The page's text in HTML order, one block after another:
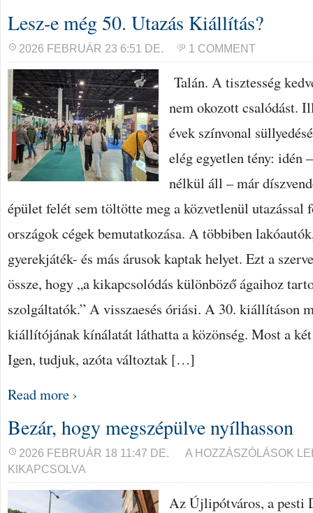
Lesz-e még 50. Utazás Kiállítás?
2026 FEBRUÁR 23 6:51 DE. 1 COMMENT
Talán. A tisztesség
nem okozott csalódást.
évek színvonal
elég egyetlen tény: idén
nélkül áll – már
épület felét sem töltötte meg a közvetlenül utazással
országok cégek bemutatkozása. A többiben
gyerekjáték- és más árusok kaptak helyet. Ezt a
össze, hogy „a kikapcsolódás különböző ágaihoz
szolgáltatók.” A visszaesés óriási. A 30. kiállításon
kiállítójának kínálatát láthatta a közönség. Most a
Igen, tudjuk, azóta változtak […]
Read more ›
Bezár, hogy megszépülve nyílhasson
2026 FEBRUÁR 18 11:47 DE.
BEZÁR,
NYÍLHASSON
A HOZZÁSZÓLÁSOK
KIKAPCSOLVA
Az Újlipótváros, a pesti